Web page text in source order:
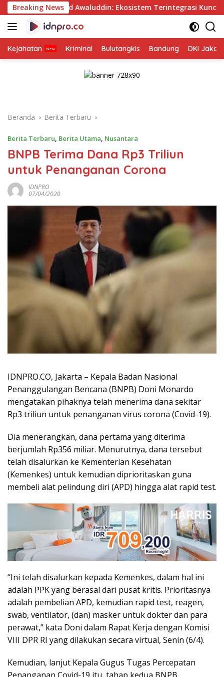
Langsung
ke
konten
Breaking News
Awaluddin: Ekosistem Terintegrasi Kunci Jasa Raharja
Kejahatan Kriminal Bulutangkis Bandung DKI
Beranda Berita Terbaru
Berita Terbaru, Berita Utama, Nusantara
BNPB Terima Dana Rp3 Triliun
untuk Penanganan Corona
IDNPRO
07/04/2020
IDNPRO.CO, Jakarta – Kepala Badan Nasional
Penanggulangan Bencana (BNPB) Doni Monardo
mengatakan pihaknya telah menerima dana sekitar
Rp3 triliun untuk penanganan virus corona (Covid-19).
Dia menerangkan, dana pertama yang diterima
berjumlah Rp356 miliar. Menurutnya, dana tersebut
telah disalurkan ke Kementerian Kesehatan
(Kemenkes) untuk kemudian diprioritaskan guna
membeli alat pelindung diri (APD) hingga alat rapid test.
“Ini telah disalurkan kepada Kemenkes, dalam hal ini
adalah PPK yang berasal dari pusat kritis. Prioritasnya
adalah pembelian APD, kemudian rapid test, reagen,
swab, ventilator, (dan) masker untuk dokter dan para
perawat,” kata Doni dalam Rapat Kerja dengan Komisi
VIII DPR RI yang dilakukan secara virtual, Senin (6/4).
Kemudian, lanjut Kepala Gugus Tugas Percepatan
Penanganan Covid-19 itu, tahap kedua BNPB